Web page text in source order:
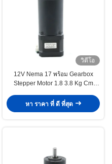
วิดีโอ
12V Nema 17 พร้อม Gearbox
Stepper Motor 1.8 3.8 Kg Cm
หา ราคา ที่ ดี ที่สุด